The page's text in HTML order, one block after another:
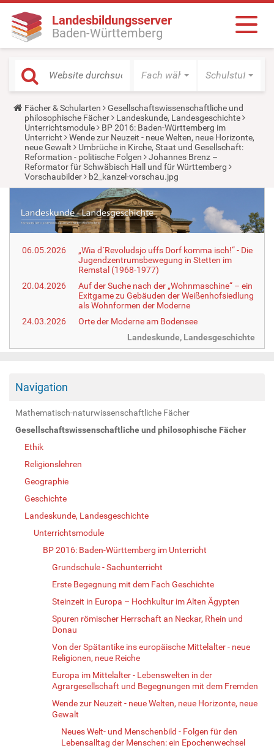
Landesbildungsserver
Baden-Württemberg
Fach wählen Schulstufe
Y
o
u
a
r
e
h
e
r
Fächer & Schularten
Gesellschaftswissenschaftliche und
philosophische Fächer
Landeskunde, Landesgeschichte
Unterrichtsmodule
BP 2016: Baden-Württemberg im
Unterricht
Wende zur Neuzeit - neue Welten, neue Horizonte,
neue Gewalt
Umbrüche in Kirche, Staat und Gesellschaft:
Reformation - politische Folgen
Johannes Brenz –
Reformator für Schwäbisch Hall und für Württemberg
Vorschaubilder
b2_kanzel-vorschau.jpg
06.05.2026
„Wia d´Revoludsjo uffs Dorf komma isch!“ - Die
Jugendzentrumsbewegung in Stetten im
Remstal (1968-1977)
20.04.2026
Auf der Suche nach der „Wohnmaschine“ – ein
Exitgame zu Gebäuden der Weißenhofsiedlung
als Wohnformen der Moderne
24.03.2026
Orte der Moderne am Bodensee
Landeskunde, Landesgeschichte
Navigation
Mathematisch-naturwissenschaftliche Fächer
Gesellschaftswissenschaftliche und philosophische Fächer
Ethik
Religionslehren
Geographie
Geschichte
Landeskunde, Landesgeschichte
Unterrichtsmodule
BP 2016: Baden-Württemberg im Unterricht
Grundschule - Sachunterricht
Erste Begegnung mit dem Fach Geschichte
Steinzeit in Europa – Hochkultur im Alten Ägypten
Spuren römischer Herrschaft an Neckar, Rhein und
Donau
Von der Spätantike ins europäische Mittelalter - neue
Religionen, neue Reiche
Europa im Mittelalter - Lebenswelten in der
Agrargesellschaft und Begegnungen mit dem Fremden
Wende zur Neuzeit - neue Welten, neue Horizonte, neue
Gewalt
Neues Welt- und Menschenbild - Folgen für den
Lebensalltag der Menschen: ein Epochenwechsel